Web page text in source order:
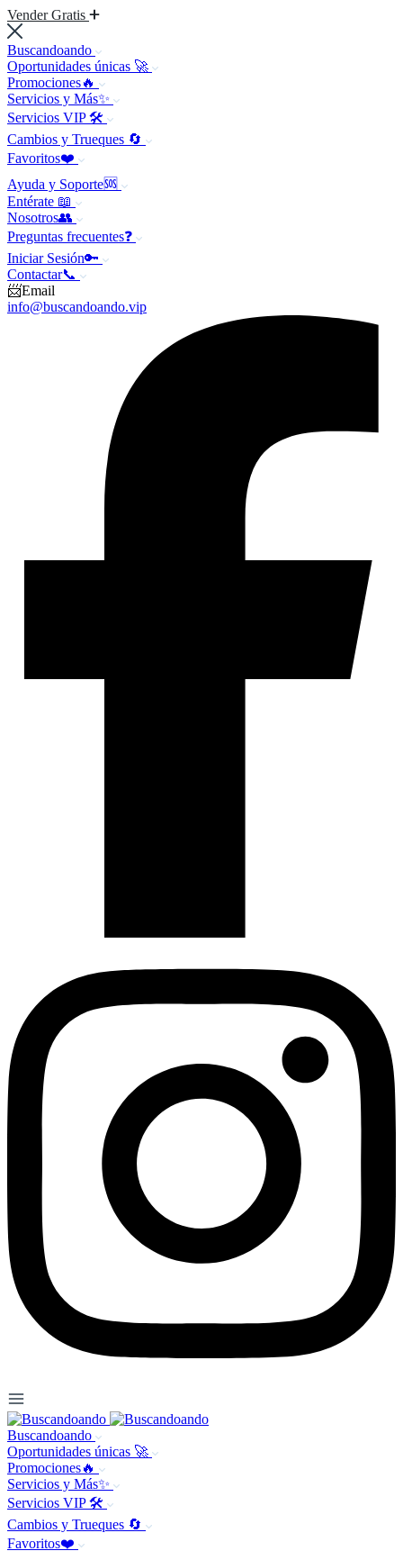
Vender Gratis
Buscandoando
Oportunidades únicas 🚀
Promociones🔥
Servicios y Más✨
Servicios VIP 🛠️
Cambios y Trueques 🔄
Favoritos❤️
Ayuda y Soporte🆘
Entérate 📖
Nosotros👥
Preguntas frecuentes❓
Iniciar Sesión🔑
Contactar📞
📨Email
info@buscandoando.vip
Buscandoando
Oportunidades únicas 🚀
Promociones🔥
Servicios y Más✨
Servicios VIP 🛠️
Cambios y Trueques 🔄
Favoritos❤️